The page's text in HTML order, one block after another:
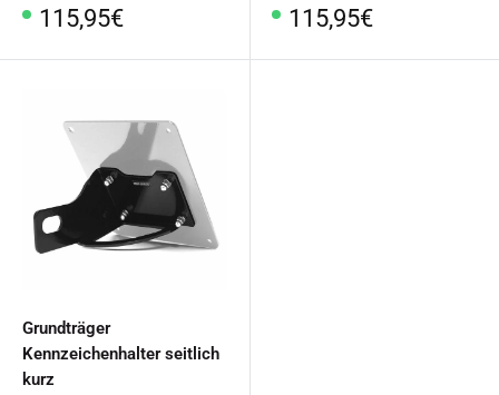
Sonderpreis
115,95€ Sonderpreis
115,95€
Grundträger
Kennzeichenhalter seitlich
kurz